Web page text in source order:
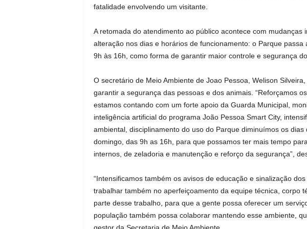
fatalidade envolvendo um visitante.
A retomada do atendimento ao público acontece com mudanças
alteração nos dias e horários de funcionamento: o Parque
9h às 16h, como forma de garantir maior controle e segurança
O secretário de Meio Ambiente de Joao Pessoa, Welison
garantir a segurança das pessoas e dos animais. “Reforçamos
estamos contando com um forte apoio da Guarda Municipal,
inteligência artificial do programa João Pessoa Smart City,
ambiental, disciplinamento do uso do Parque diminuímos os
domingo, das 9h as 16h, para que possamos ter mais tempo
internos, de zeladoria e manutenção e reforço da segurança”,
“Intensificamos também os avisos de educação e sinalização
trabalhar também no aperfeiçoamento da equipe técnica, corpo
parte desse trabalho, para que a gente possa oferecer um
população também possa colaborar mantendo esse ambiente,